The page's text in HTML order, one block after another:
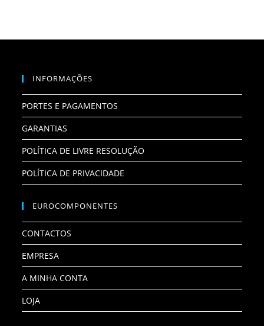
INFORMAÇÕES
PORTES E PAGAMENTOS
GARANTIAS
POLÍTICA DE LIVRE RESOLUÇÃO
POLÍTICA DE PRIVACIDADE
EUROCOMPONENTES
CONTACTOS
EMPRESA
A MINHA CONTA
LOJA